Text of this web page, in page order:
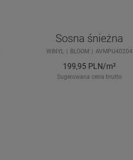
Sosna śnieżna
WINYL BLOOM AVMPU40204
199,95 PLN/m²
Sugerowana cena brutto